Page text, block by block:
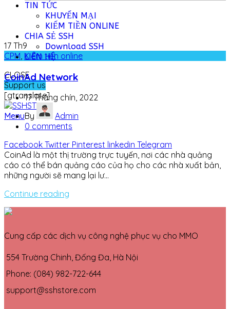
TIN TỨC
KHUYẾN MẠI
KIẾM TIỀN ONLINE
CHIA SẺ SSH
Download SSH
LIÊN HỆ
CLOSE
Support us
[gtranslate]
Menu
17 Th9
CPM Kiếm tiền online
CoinAd Network
17 Tháng chín, 2022
By
Admin
0 comments
Facebook Twitter Pinterest linkedin Telegram
CoinAd là một thị trường trực tuyến, nơi các nhà quảng
cáo có thể bán quảng cáo của họ cho các nhà xuất bản,
những người sẽ mang lại lư...
Continue reading
Cung cấp các dịch vụ công nghệ phục vụ cho MMO
554 Trường Chinh, Đống Đa, Hà Nội
Phone: (084) 982-722-644
support@sshstore.com